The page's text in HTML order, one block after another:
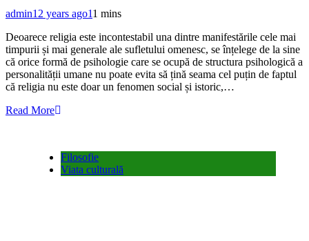
admin12 years ago11 mins
Deoarece religia este incontestabil una dintre manifestările cele mai
timpurii și mai generale ale sufletului omenesc, se înțelege de la sine
că orice formă de psihologie care se ocupă de structura psihologică a
personalității umane nu poate evita să țină seama cel puțin de faptul
că religia nu este doar un fenomen social și istoric,…
Read More
Filosofie
Viata culturală